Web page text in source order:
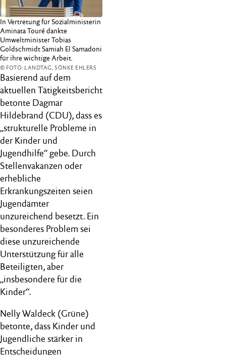
In Vertretung für Sozialministerin
Aminata Touré dankte
Umweltminister Tobias
Goldschmidt Samiah El Samadoni
für ihre wichtige Arbeit.
© FOTO: LANDTAG, SÖNKE EHLERS
Basierend auf dem
aktuellen Tätigkeitsbericht
betonte Dagmar
Hildebrand (CDU), dass es
„strukturelle Probleme in
der Kinder und
Jugendhilfe“ gebe. Durch
Stellenvakanzen oder
erhebliche
Erkrankungszeiten seien
Jugendämter
unzureichend besetzt. Ein
besonderes Problem sei
diese unzureichende
Unterstützung für alle
Beteiligten, aber
„insbesondere für die
Kinder“.
Nelly Waldeck (Grüne)
betonte, dass Kinder und
Jugendliche stärker in
Entscheidungen